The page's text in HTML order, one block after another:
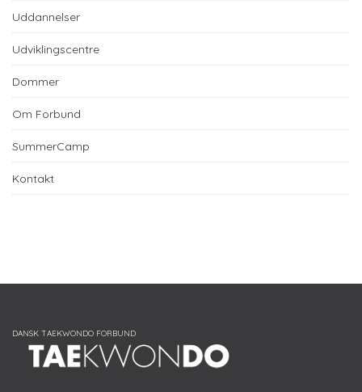
Uddannelser
Udviklingscentre
Dommer
Om Forbund
SummerCamp
Kontakt